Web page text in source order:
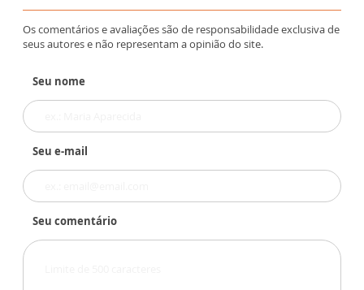
Os comentários e avaliações são de responsabilidade exclusiva de
seus autores e não representam a opinião do site.
Seu nome
Seu e-mail
Seu comentário